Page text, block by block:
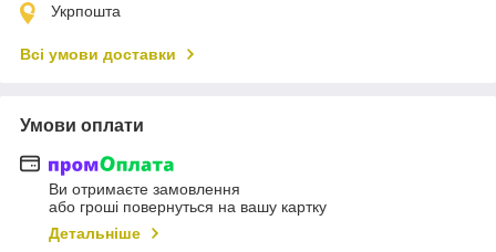
Укрпошта
Всі умови доставки
Умови оплати
Ви отримаєте замовлення
або гроші повернуться на вашу картку
Детальніше